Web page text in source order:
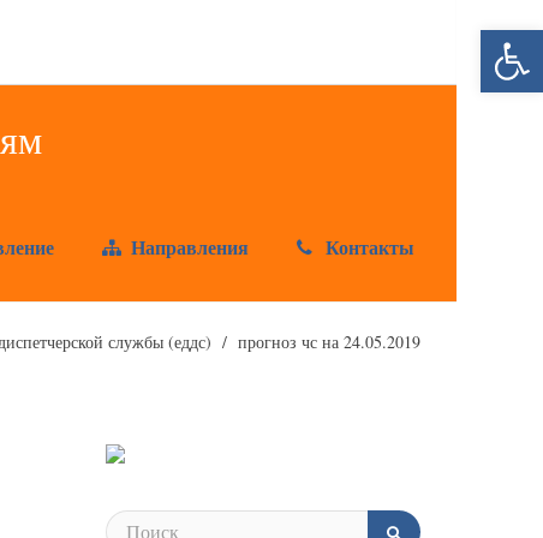
Направления Контакты
службы (еддс) прогноз чс на 24.05.2019